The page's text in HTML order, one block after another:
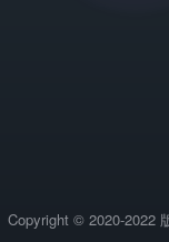
Copyright © 2020-2022